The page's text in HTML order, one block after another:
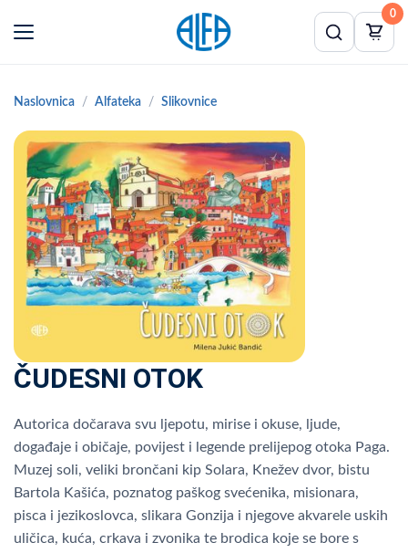
0
Naslovnica Alfateka Slikovnice
ČUDESNI OTOK
Autorica dočarava svu ljepotu, mirise i okuse, ljude,
događaje i običaje, povijest i legende prelijepog otoka Paga.
Muzej soli, veliki brončani kip Solara, Knežev dvor, bistu
Bartola Kašića, poznatog paškog svećenika, misionara,
pisca i jezikoslovca, slikara Gonzija i njegove akvarele uskih
uličica, kuća, crkava i zvonika te brodica koje se bore s